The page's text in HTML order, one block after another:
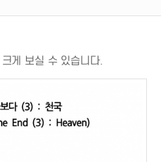
게 보실 수 있습니다.